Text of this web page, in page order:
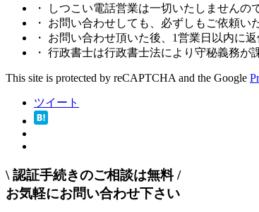
・ しつこい電話営業は一切いたしませんの
・ お問い合わせしても、必ずしもご依頼い
・ お問い合わせ頂いた後、1営業日以内に返
・ 行政書士は行政書士法により守秘義務が
This site is protected by reCAPTCHA and the Google
ツイート
\ 認証手続きのご相談は無料/
お気軽にお問い合わせ下さい